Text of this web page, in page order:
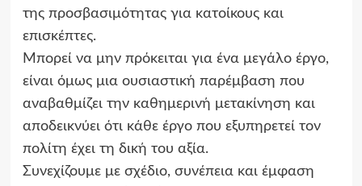
της προσβασιμότητας για κατοίκους και
επισκέπτες.
Μπορεί να μην πρόκειται για ένα μεγάλο έργο,
είναι όμως μια ουσιαστική παρέμβαση που
αναβαθμίζει την καθημερινή μετακίνηση και
αποδεικνύει ότι κάθε έργο που εξυπηρετεί τον
πολίτη έχει τη δική του αξία.
Συνεχίζουμε με σχέδιο, συνέπεια και έμφαση